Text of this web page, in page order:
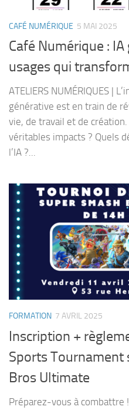
CAFÉ NUMÉRIQUE 5 MAI 2025
Café Numérique :
usages qui
ATELIERS NUMÉRIQUES |
générative est en train de
vie, de travail et de
véritables impacts ? Quels
l’IA ?...
FORMATION 7 AVRIL 2025
Inscription +
Sports Tournament
Bros Ultimate
Préparez-vous à combattre